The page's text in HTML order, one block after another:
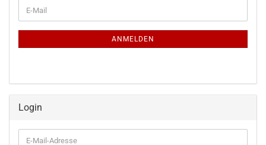
ZUR
E-
Mail
ANMELDEN
Login
E-